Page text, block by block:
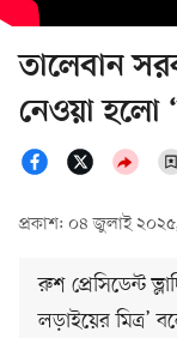
তালেবান
নেওয়া হলো
প্রকাশ: ০৪ জুলাই
রুশ প্রেসিডেন্ট
লড়াইয়ের মিত্র’